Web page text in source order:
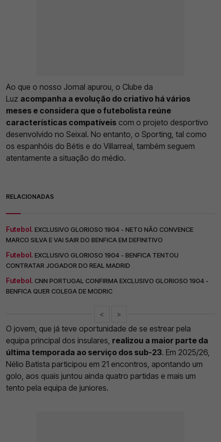
Ao que o nosso Jornal apurou, o Clube da
Luz acompanha a evolução do criativo há vários
meses e considera que o futebolista reúne
características compatíveis com o projeto desportivo
desenvolvido no Seixal. No entanto, o Sporting, tal como
os espanhóis do Bétis e do Villarreal, também seguem
atentamente a situação do médio.
RELACIONADAS
Futebol. EXCLUSIVO GLORIOSO 1904 - NETO NÃO CONVENCE
MARCO SILVA E VAI SAIR DO BENFICA EM DEFINITIVO
Futebol. EXCLUSIVO GLORIOSO 1904 - BENFICA TENTOU
CONTRATAR JOGADOR DO REAL MADRID
Futebol. CNN PORTUGAL CONFIRMA EXCLUSIVO GLORIOSO 1904 -
BENFICA QUER COLEGA DE MODRIC
< >
O jovem, que já teve oportunidade de se estrear pela
equipa principal dos insulares, realizou a maior parte da
última temporada ao serviço dos sub-23. Em 2025/26,
Nélio Batista participou em 21 encontros, apontando um
golo, aos quais juntou ainda quatro partidas e mais um
tento pela equipa de juniores.